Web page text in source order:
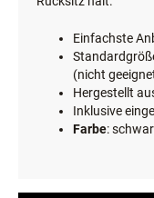
Einfachste
(nicht
Hergestellt
Inklusive
Farbe: